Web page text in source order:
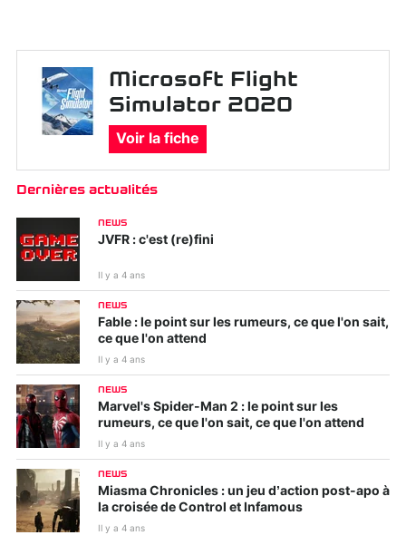
Microsoft Flight
Simulator 2020
Voir la fiche
Dernières actualités
NEWS
JVFR : c'est (re)fini
Il y a 4 ans
NEWS
Fable : le point sur les rumeurs, ce que l'on sait,
ce que l'on attend
Il y a 4 ans
NEWS
Marvel's Spider-Man 2 : le point sur les
rumeurs, ce que l'on sait, ce que l'on attend
Il y a 4 ans
NEWS
Miasma Chronicles : un jeu d’action post-apo à
la croisée de Control et Infamous
Il y a 4 ans